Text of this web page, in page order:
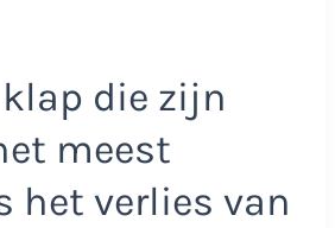
die zijn
meest
het verlies van